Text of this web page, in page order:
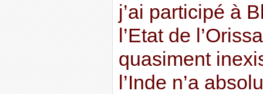
j’ai participé à
l’Etat de
quasiment
l’Inde n’a